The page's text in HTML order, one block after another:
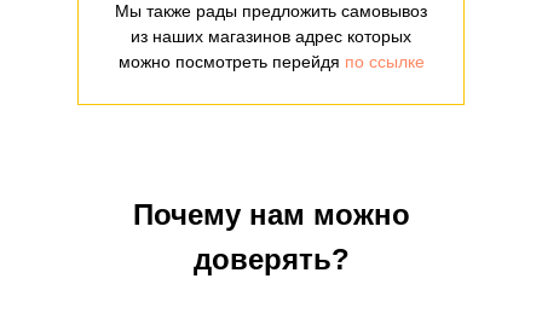
Мы также рады предложить самовывоз
из наших магазинов адрес которых
можно посмотреть перейдя по ссылке
Почему нам можно
доверять?